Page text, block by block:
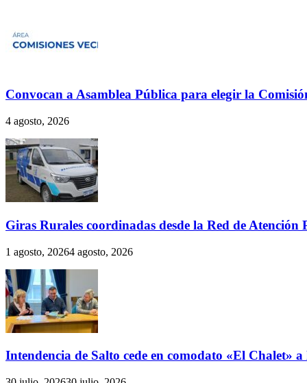
Convocan a Asamblea Pública para elegir la
4 agosto, 2026
Giras Rurales coordinadas desde la Red de Atención
1 agosto, 20264 agosto, 2026
Intendencia de Salto cede en comodato «El Chalet»